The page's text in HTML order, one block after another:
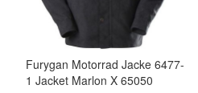
Furygan Motorrad Jacke 6477-
1 Jacket Marlon X 65050